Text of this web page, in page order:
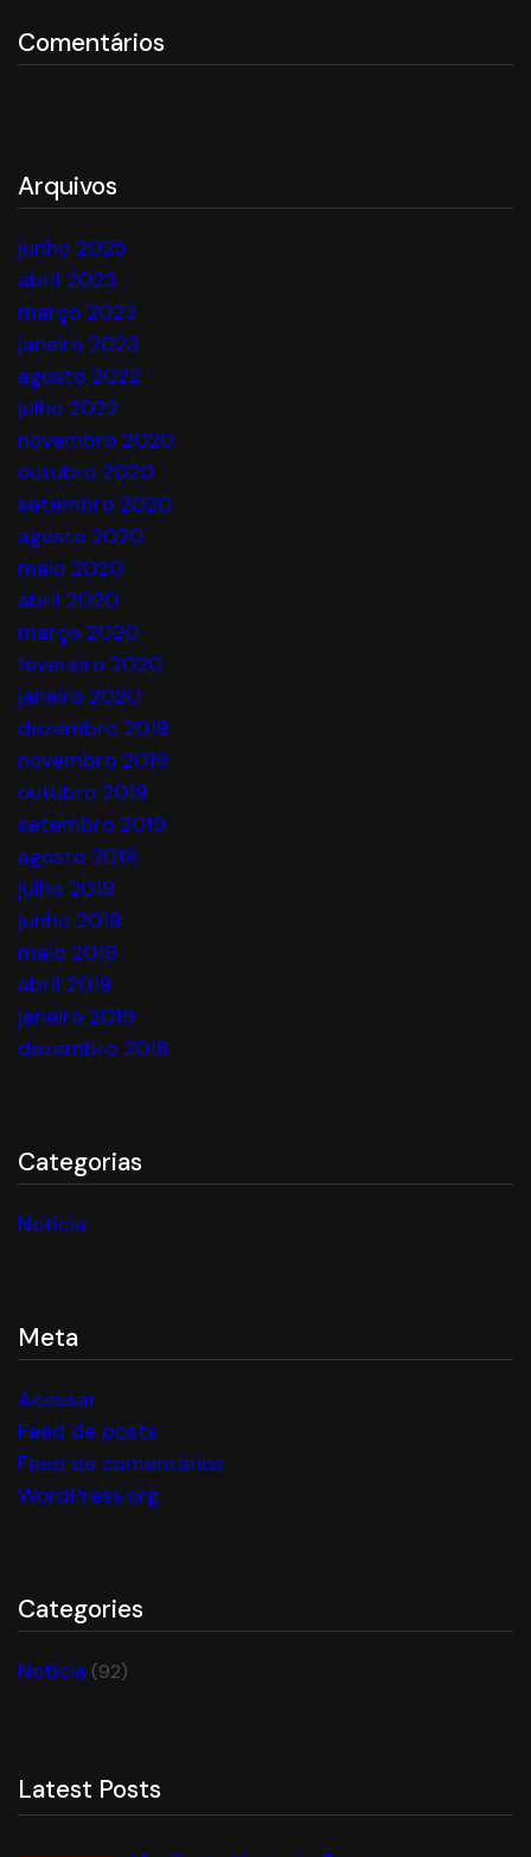
Comentários
Arquivos
junho 2025
abril 2023
março 2023
janeiro 2023
agosto 2022
julho 2022
novembro 2020
outubro 2020
setembro 2020
agosto 2020
maio 2020
abril 2020
março 2020
fevereiro 2020
janeiro 2020
dezembro 2019
novembro 2019
outubro 2019
setembro 2019
agosto 2019
julho 2019
junho 2019
maio 2019
abril 2019
janeiro 2019
dezembro 2018
Categorias
Notícia
Meta
Acessar
Feed de posts
Feed de comentários
WordPress.org
Categories
Notícia (92)
Latest Posts